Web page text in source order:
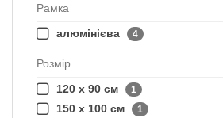
Рамка
алюмінієва
4
Розмір
120 х 90 см
1
150 х 100 см 1